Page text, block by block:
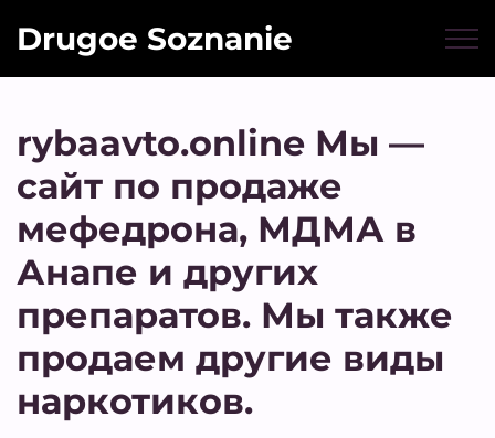
Drugoe Soznanie
rybaavto.online Мы —
сайт по продаже
мефедрона, МДМА в
Анапе и других
препаратов. Мы также
продаем другие виды
наркотиков.